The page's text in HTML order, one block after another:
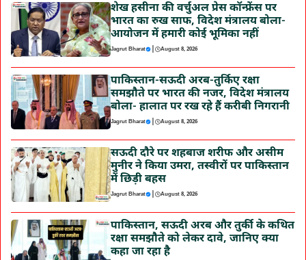
शेख हसीना की वर्चुअल प्रेस कॉन्फ्रेंस पर
भारत का रुख साफ, विदेश मंत्रालय बोला-
आयोजन में हमारी कोई भूमिका नहीं
Jagrut Bharat | August 8, 2026
पाकिस्तान-सऊदी अरब-तुर्किए रक्षा
समझौते पर भारत की नजर, विदेश मंत्रालय
बोला- हालात पर रख रहे हैं करीबी निगरानी
Jagrut Bharat | August 8, 2026
सऊदी दौरे पर शहबाज शरीफ और असीम
मुनीर ने किया उमरा, तस्वीरों पर पाकिस्तान
में छिड़ी बहस
Jagrut Bharat | August 8, 2026
पाकिस्तान, सऊदी अरब और तुर्की के कथित
रक्षा समझौते को लेकर दावे, जानिए क्या
कहा जा रहा है